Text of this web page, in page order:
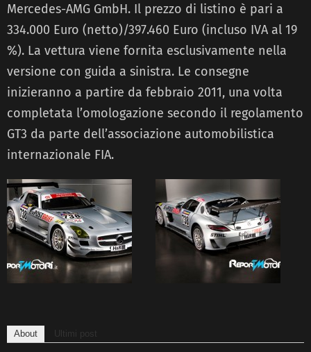
Mercedes-AMG GmbH. Il prezzo di listino è pari a
334.000 Euro (netto)/397.460 Euro (incluso IVA al 19
%). La vettura viene fornita esclusivamente nella
versione con guida a sinistra. Le consegne
inizieranno a partire da febbraio 2011, una volta
completata l’omologazione secondo il regolamento
GT3 da parte dell’associazione automobilistica
internazionale FIA.
About Ultimi post